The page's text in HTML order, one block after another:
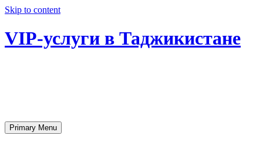
Skip to content
VIP-услуги в Таджикистане
Primary Menu